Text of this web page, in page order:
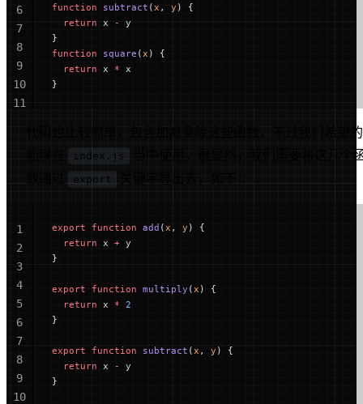
function subtract ( x , y ) {
  return
x -
y
}
function square ( x ) {
  return
x * x
}
6
7
8
9
10
11
代码也比较简单，包含加减乘除这些函数，不过我们希望
index.js
当中使用，很显然，我们需要将这几个
export
export function add ( x , y ) {
  return
x + y
}
export function multiply ( x ) {
  return
x * 2
}
export function subtract ( x , y ) {
  return
x -
y
}
1
2
3
4
5
6
7
8
9
10